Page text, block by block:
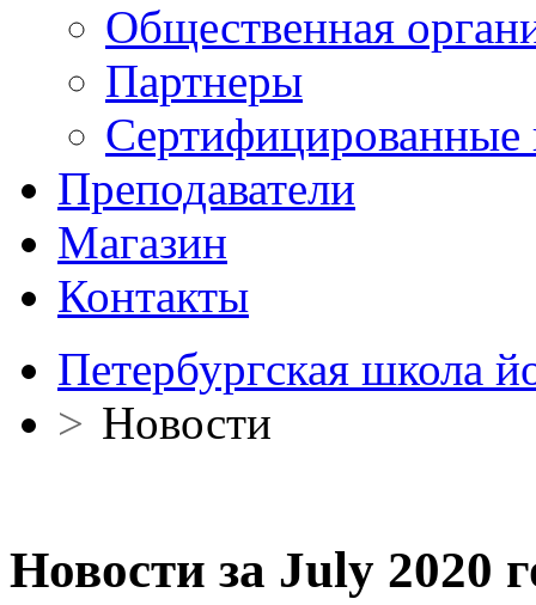
Общественная
Партнеры
Сертифицированные
Преподаватели
Магазин
Контакты
Петербургская школа
> Новости
Новости за July 2020